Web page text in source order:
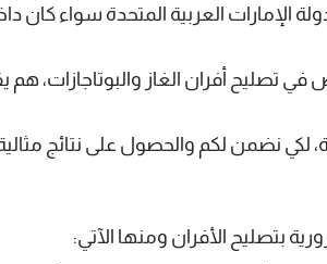
الإمارات العربية المتحدة سواء كان
أفران الغاز والبوتاجازات، هم
نضمن لكم والحصول على نتائج
بتصليح الأفران ومنها الآتي: